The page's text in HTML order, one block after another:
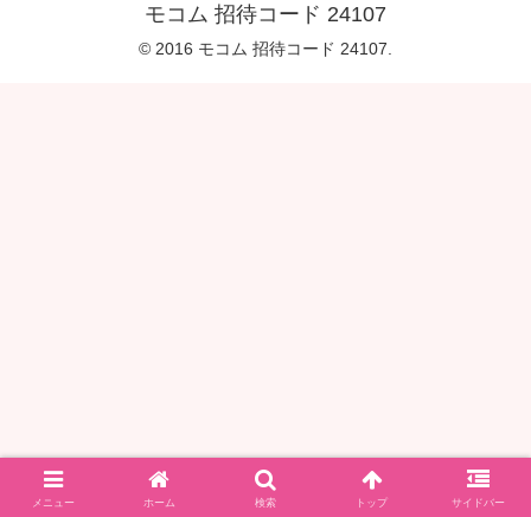
モコム 招待コード 24107
© 2016 モコム 招待コード 24107.
メニュー ホーム 検索 トップ サイドバー